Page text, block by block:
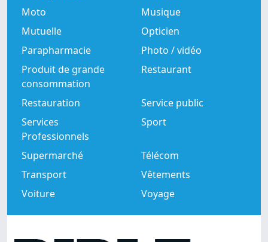
Moto
Musique
Mutuelle
Opticien
Parapharmacie
Photo / vidéo
Produit de grande
consommation
Restaurant
Restauration
Service public
Services
Professionnels
Sport
Supermarché
Télécom
Transport
Vêtements
Voiture
Voyage